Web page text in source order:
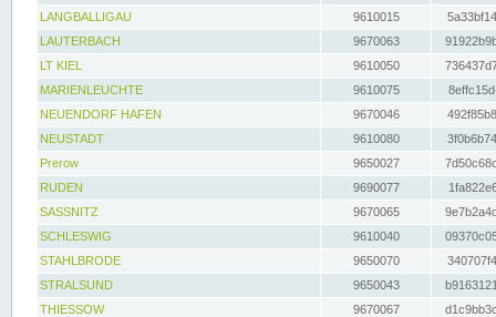
LANGBALLIGAU
9610015
LAUTERBACH
9670063
LT KIEL
9610050
MARIENLEUCHTE
9610075
NEUENDORF HAFEN
9670046
NEUSTADT
9610080
Prerow
9650027
RUDEN
9690077
SASSNITZ
9670065
SCHLESWIG
9610040
STAHLBRODE
9650070
STRALSUND
9650043
THIESSOW
9670067